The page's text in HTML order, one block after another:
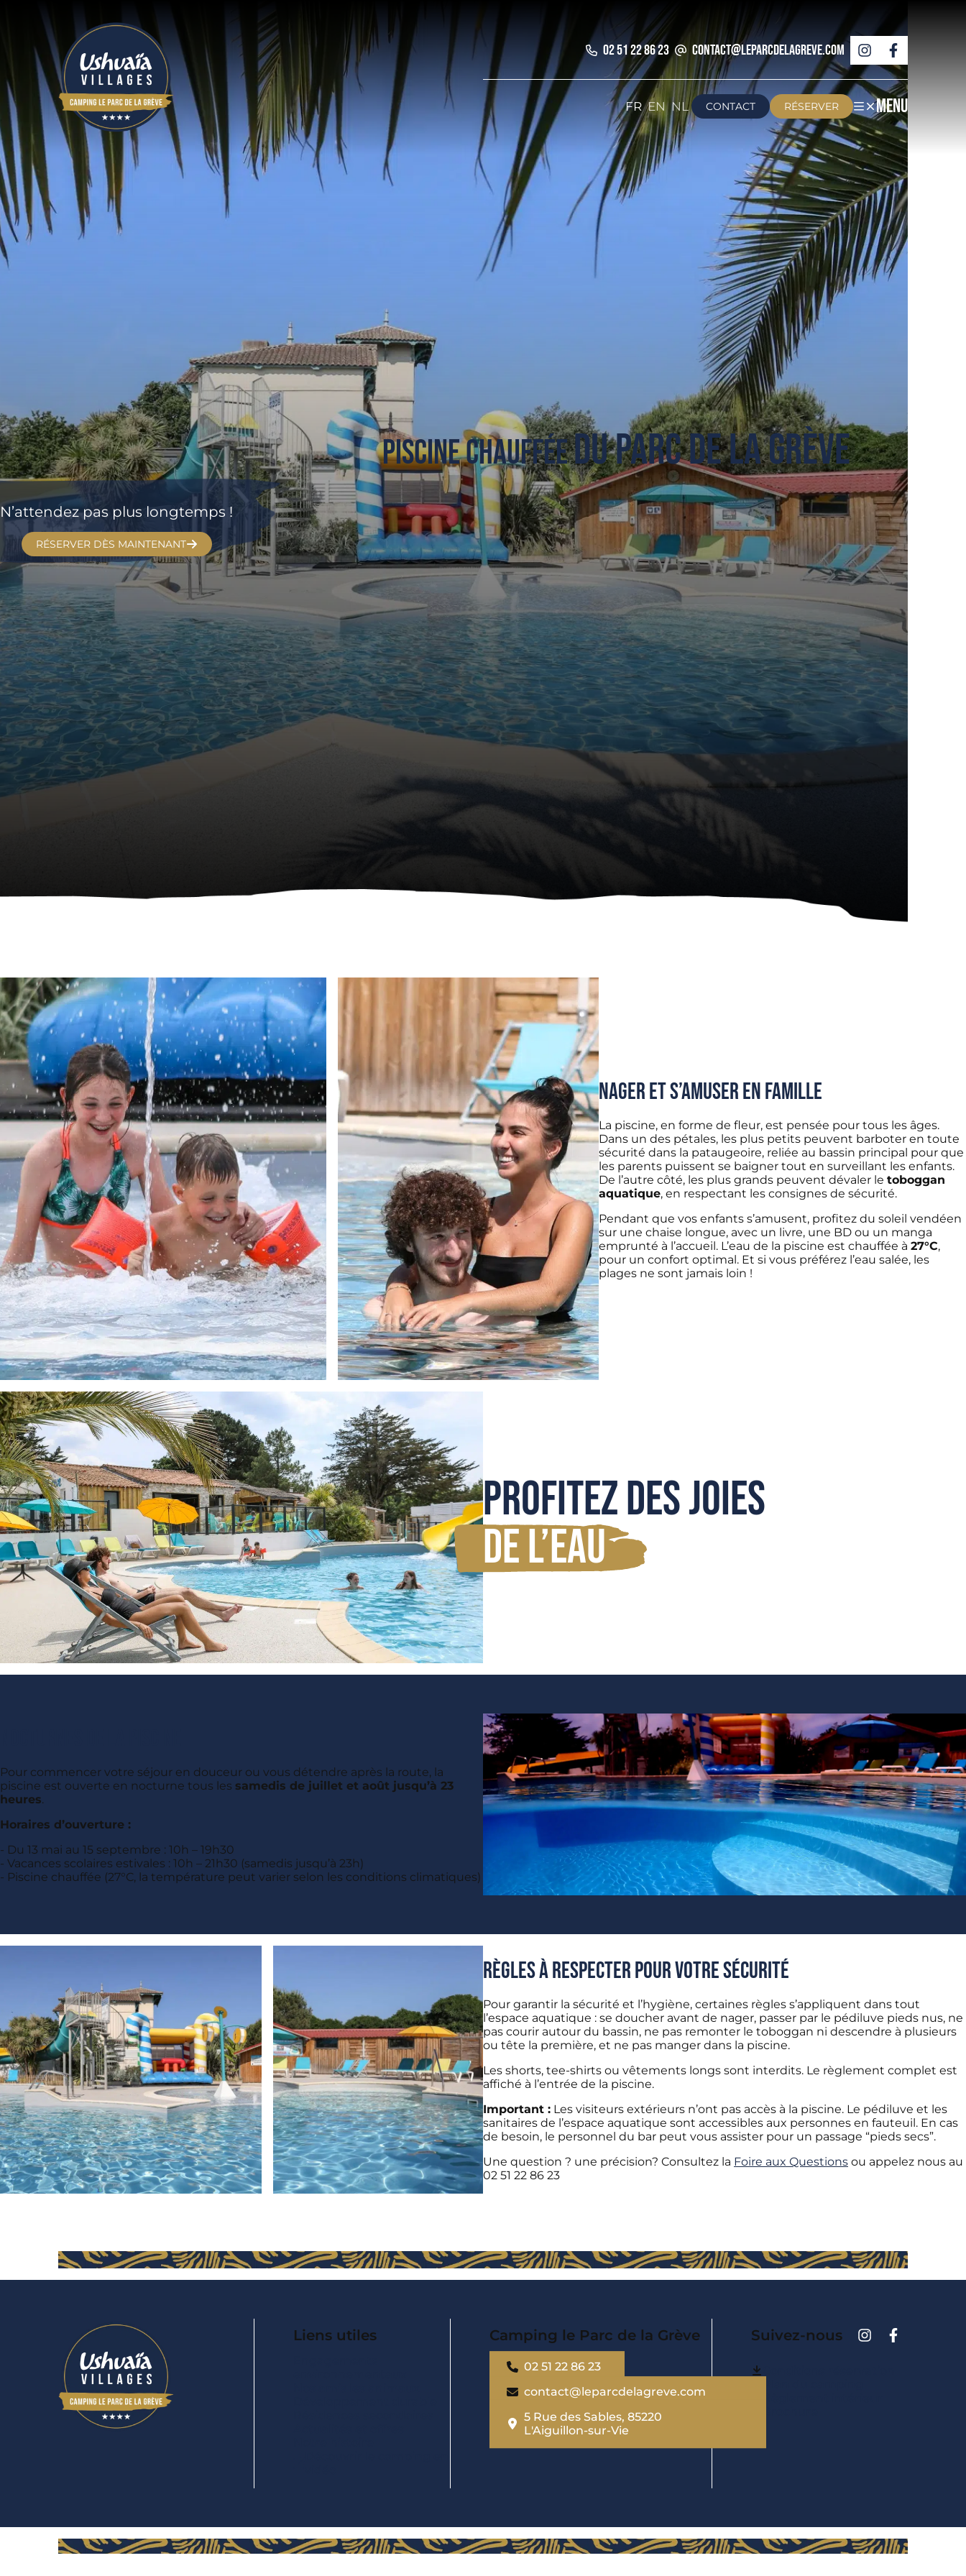
02 51 22 86 23 contact@leparcdelagreve.com
FR EN NL CONTACT RÉSERVER MENU
Piscine chaufféedu Parc de la Grève
N’attendez pas plus longtemps !
RÉSERVER DÈS MAINTENANT
Nager et s’amuser en famille
La piscine, en forme de fleur, est pensée pour tous les âges.
Dans un des pétales, les plus petits peuvent barboter en toute
sécurité dans la pataugeoire, reliée au bassin principal pour que
les parents puissent se baigner tout en surveillant les enfants.
De l’autre côté, les plus grands peuvent dévaler letoboggan
aquatique, en respectant les consignes de sécurité.
Pendant que vos enfants s’amusent, profitez du soleil vendéen
sur une chaise longue, avec un livre, une BD ou un manga
emprunté à l’accueil. L’eau de la piscine est chauffée à27°C,
pour un confort optimal. Et si vous préférez l’eau salée, les
plages ne sont jamais loin !
Profitez des joies
de l’eau
Pour commencer votre séjour en douceur ou vous détendre après la route, la
piscine est ouverte en nocturne tous les samedis de juillet et août jusqu’à 23
heures.
Horaires d’ouverture :
Du 13 mai au 15 septembre : 10h – 19h30
Vacances scolaires estivales : 10h – 21h30 (samedis jusqu’à 23h)
Piscine chauffée (27°C, la température peut varier selon les conditions climatiques)
Règles à respecter pour votre sécurité
Pour garantir la sécurité et l’hygiène, certaines règles s’appliquent dans tout
l’espace aquatique : se doucher avant de nager, passer par le pédiluve pieds nus, ne
pas courir autour du bassin, ne pas remonter le toboggan ni descendre à plusieurs
ou tête la première, et ne pas manger dans la piscine.
Les shorts, tee-shirts ou vêtements longs sont interdits. Le règlement complet est
affiché à l’entrée de la piscine.
Important : Les visiteurs extérieurs n’ont pas accès à la piscine. Le pédiluve et les
sanitaires de l’espace aquatique sont accessibles aux personnes en fauteuil. En cas
de besoin, le personnel du bar peut vous assister pour un passage “pieds secs”.
Une question ? une précision? Consultez la Foire aux Questions ou appelez nous au
02 51 22 86 23
Liens utiles Camping le Parc de la Grève
02 51 22 86 23
contact@leparcdelagreve.com
5 Rue des Sables, 85220
L'Aiguillon-sur-Vie
Suivez-nous